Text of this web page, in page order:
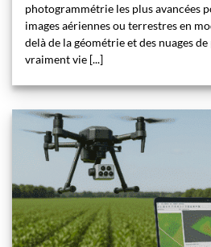
photogrammétrie les plus avancées
images aériennes ou terrestres en
delà de la géométrie et des nuages
vraiment vie [...]